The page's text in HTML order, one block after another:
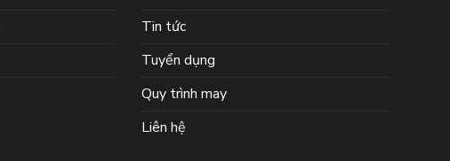
Tin tức
Tuyển dụng
Quy trình may
Liên hệ